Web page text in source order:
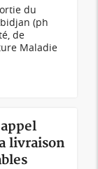
du
(ph
de
Maladie
livraison